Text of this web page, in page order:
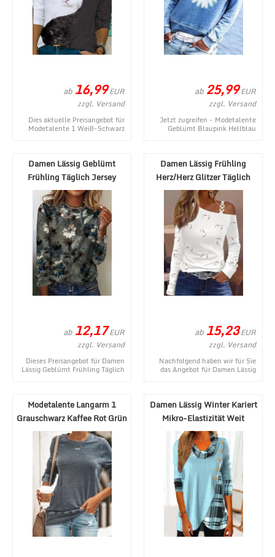
ab 16,99EUR
zzgl. Versand
Dies aktuelle Preisangebot für
Modetalente 1 Weiß-Schwarz
ab 25,99EUR
zzgl. Versand
Jetzt zugreifen - Modetalente
Geblümt Blaupink Hellblau
Damen Lässig Geblümt
Frühling Täglich Jersey
Langarm Regelmäßig ...
ab 12,17EUR
zzgl. Versand
Dieses Preisangebot für Damen
Lässig Geblümt Frühling Täglich
Damen Lässig Frühling
Herz/Herz Glitzer Täglich
Weit Valentinsta ...
ab 15,23EUR
zzgl. Versand
Nachfolgend haben wir für Sie
das Angebot für Damen Lässig
Modetalente Langarm 1
Grauschwarz Kaffee Rot Grün
blau Kamelhaar ...
Damen Lässig Winter Kariert
Mikro-Elastizität Weit
Langarm Rippe ...